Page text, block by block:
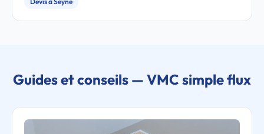
Guides et conseils — VMC simple flux